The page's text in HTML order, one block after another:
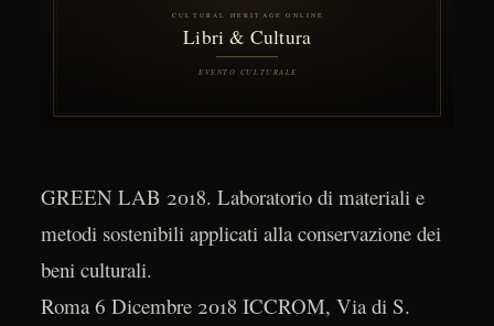
GREEN LAB 2018. Laboratorio di materiali e
metodi sostenibili applicati alla conservazione dei
beni culturali.
Roma 6 Dicembre 2018 ICCROM, Via di S.